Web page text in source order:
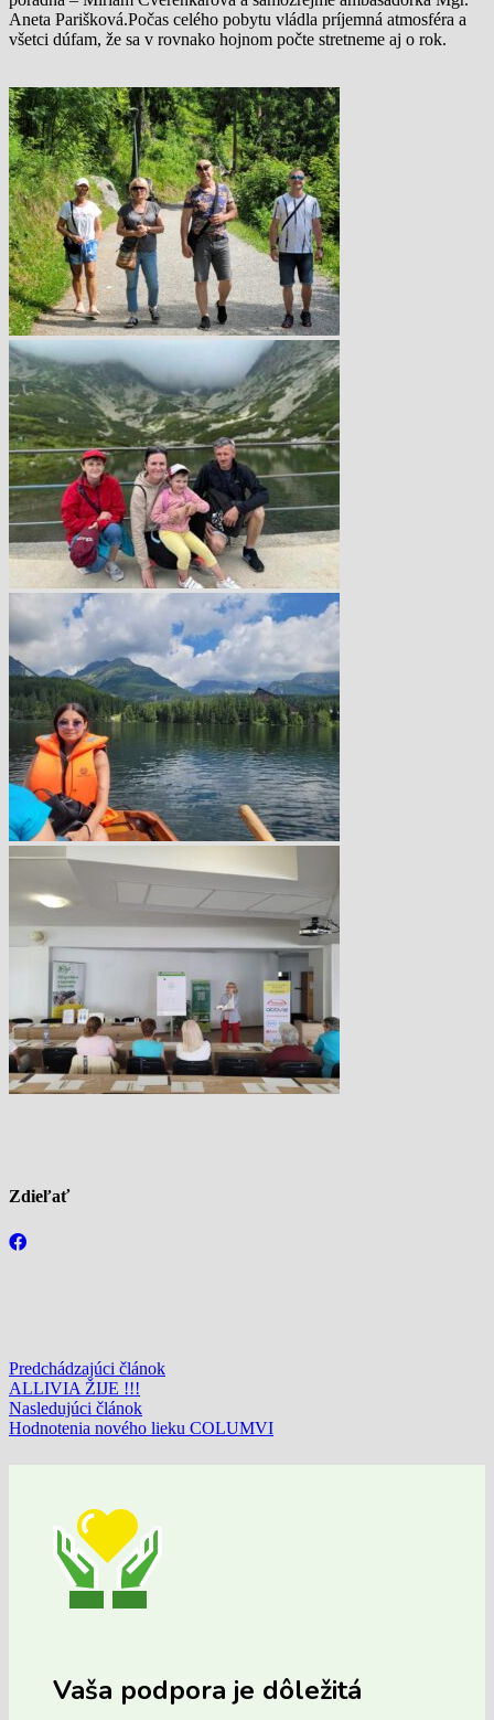
Aneta Parišková.Počas celého pobytu vládla príjemná atmosféra a
všetci dúfam, že sa v rovnako hojnom počte stretneme aj o rok.
Zdieľať
Predchádzajúci článok
ALLIVIA ŽIJE !!!
Nasledujúci článok
Hodnotenia nového lieku COLUMVI
Vaša podpora je dôležitá